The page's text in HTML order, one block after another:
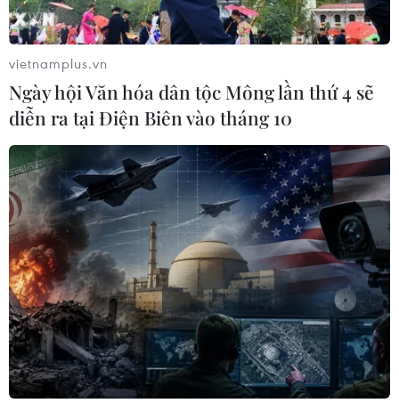
TIN CÙNG CHUYÊN MỤC
Mỹ có đang chuẩn bị một
chiến lược mới nhằm vào Iran?
07/08/2026 10:08
Mỹ can thiệp khẩn cấp, ngăn
Israel mở rộng đòn trừng phạt
Hezbollah
07/08/2026 02:31
Syria: Nổ xe buýt gần thủ đô
Damascus khiến 2 người chết và 13
vietnamplus.vn
Ngày hội Văn hóa dân tộc Mông lần thứ 4 sẽ
diễn ra tại Điện Biên vào tháng 10